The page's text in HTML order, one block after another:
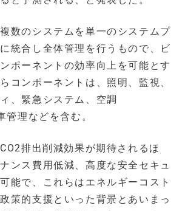
数のシステムを単一のシステムプ
統合し全体管理を行うもので、ビ
ポーネントの効率向上を可能とす
コンポーネントは、照明、監視、
、緊急システム、空調
管理などを含む。
排出削減効果が期待されるほ
ンス費用低減、高度な安全セキュ
能で、これらはエネルギーコスト
策的支援といった背景とあいまっ